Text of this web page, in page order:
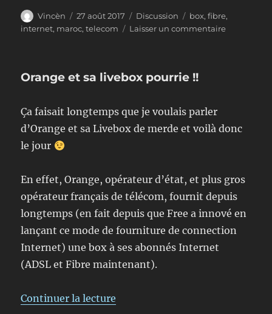
Auteur
Vincèn
Publié
le
27 août 2017 Format
Discussion Étiquettes
box,fibre,
internet, maroc,telecom Laisser un commentairesur
Orange et sa livebox pourrie !!
Ça faisait longtemps que je voulais parler
d’Orange et sa Livebox de merde et voilà donc
le jour
En effet, Orange, opérateur d’état, et plus gros
opérateur français de télécom, fournit depuis
longtemps (en fait depuis que Free a innové en
lançant ce mode de fourniture de connection
Internet) une box à ses abonnés Internet
(ADSL et Fibre maintenant).
Continuer la lecture